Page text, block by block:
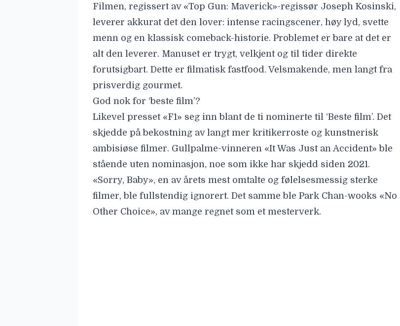
Filmen, regissert av «Top Gun: Maverick»-regissør Joseph Kosinski,
leverer akkurat det den lover: intense racingscener, høy lyd, svette
menn og en klassisk comeback-historie. Problemet er bare at det er
alt den leverer. Manuset er trygt, velkjent og til tider direkte
forutsigbart. Dette er filmatisk fastfood. Velsmakende, men langt fra
prisverdig gourmet.
God nok for ‘beste film’?
Likevel presset «F1» seg inn blant de ti nominerte til ‘Beste film’. Det
skjedde på bekostning av langt mer kritikerroste og kunstnerisk
ambisiøse filmer. Gullpalme-vinneren «It Was Just an Accident» ble
stående uten nominasjon, noe som ikke har skjedd siden 2021.
«Sorry, Baby», en av årets mest omtalte og følelsesmessig sterke
filmer, ble fullstendig ignorert. Det samme ble Park Chan-wooks «No
Other Choice», av mange regnet som et mesterverk.